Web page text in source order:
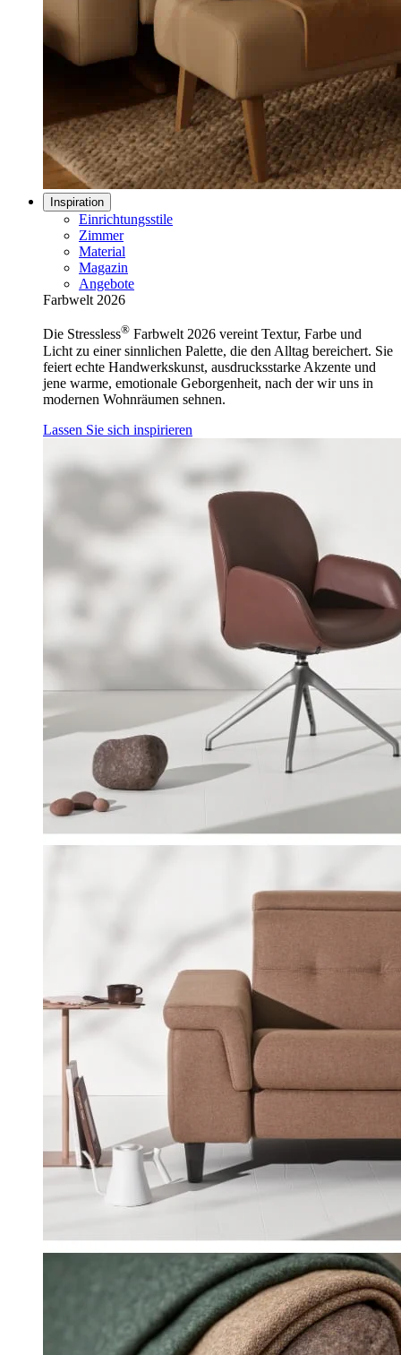
Inspiration
Einrichtungsstile
Zimmer
Material
Magazin
Angebote
Farbwelt 2026
Die Stressless® Farbwelt 2026 vereint Textur, Farbe und
Licht zu einer sinnlichen Palette, die den Alltag bereichert. Sie
feiert echte Handwerkskunst, ausdrucksstarke Akzente und
jene warme, emotionale Geborgenheit, nach der wir uns in
modernen Wohnräumen sehnen.
Lassen Sie sich inspirieren